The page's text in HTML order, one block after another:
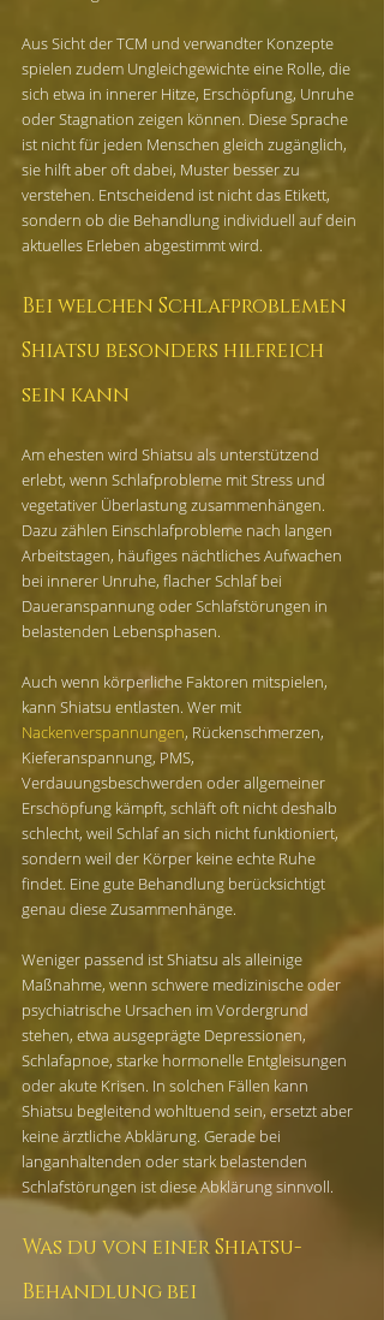
Aus Sicht der TCM und verwandter Konzepte
spielen zudem Ungleichgewichte eine Rolle, die
sich etwa in innerer Hitze, Erschöpfung, Unruhe
oder Stagnation zeigen können. Diese Sprache
ist nicht für jeden Menschen gleich zugänglich,
sie hilft aber oft dabei, Muster besser zu
verstehen. Entscheidend ist nicht das Etikett,
sondern ob die Behandlung individuell auf dein
aktuelles Erleben abgestimmt wird.
Bei welchen Schlafproblemen
Shiatsu besonders hilfreich
sein kann
Am ehesten wird Shiatsu als unterstützend
erlebt, wenn Schlafprobleme mit Stress und
vegetativer Überlastung zusammenhängen.
Dazu zählen Einschlafprobleme nach langen
Arbeitstagen, häufiges nächtliches Aufwachen
bei innerer Unruhe, flacher Schlaf bei
Daueranspannung oder Schlafstörungen in
belastenden Lebensphasen.
Auch wenn körperliche Faktoren mitspielen,
kann Shiatsu entlasten. Wer mit
Nackenverspannungen, Rückenschmerzen,
Kieferanspannung, PMS,
Verdauungsbeschwerden oder allgemeiner
Erschöpfung kämpft, schläft oft nicht deshalb
schlecht, weil Schlaf an sich nicht funktioniert,
sondern weil der Körper keine echte Ruhe
findet. Eine gute Behandlung berücksichtigt
genau diese Zusammenhänge.
Weniger passend ist Shiatsu als alleinige
Maßnahme, wenn schwere medizinische oder
psychiatrische Ursachen im Vordergrund
stehen, etwa ausgeprägte Depressionen,
Schlafapnoe, starke hormonelle Entgleisungen
oder akute Krisen. In solchen Fällen kann
Shiatsu begleitend wohltuend sein, ersetzt aber
keine ärztliche Abklärung. Gerade bei
langanhaltenden oder stark belastenden
Schlafstörungen ist diese Abklärung sinnvoll.
Was du von einer Shiatsu-
Behandlung bei